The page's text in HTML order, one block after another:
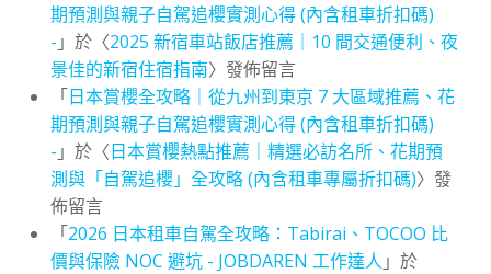
期預測與親子自駕追櫻實測心得 (內含租車折扣碼)
- 」於〈2025 新宿車站飯店推薦｜10 間交通便利、夜
景佳的新宿住宿指南〉發佈留言
「日本賞櫻全攻略｜從九州到東京 7 大區域推薦、花
期預測與親子自駕追櫻實測心得 (內含租車折扣碼)
- 」於〈日本賞櫻熱點推薦｜精選必訪名所、花期預
測與「自駕追櫻」全攻略 (內含租車專屬折扣碼)〉發
佈留言
「2026 日本租車自駕全攻略：Tabirai、TOCOO 比
價與保險 NOC 避坑 - JOBDAREN 工作達人 」於